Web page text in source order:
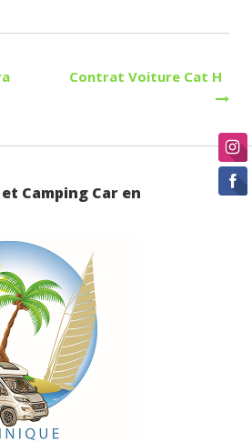
Contrat Voiture Cat H
Camping Car en